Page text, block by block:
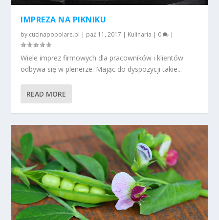
IMPREZA NA PIKNIKU
by cucinapopolare.pl | paź 11, 2017 | Kulinaria | 0 |
Wiele imprez firmowych dla pracowników i klientów
odbywa się w plenerze. Mając do dyspozycji takie...
READ MORE